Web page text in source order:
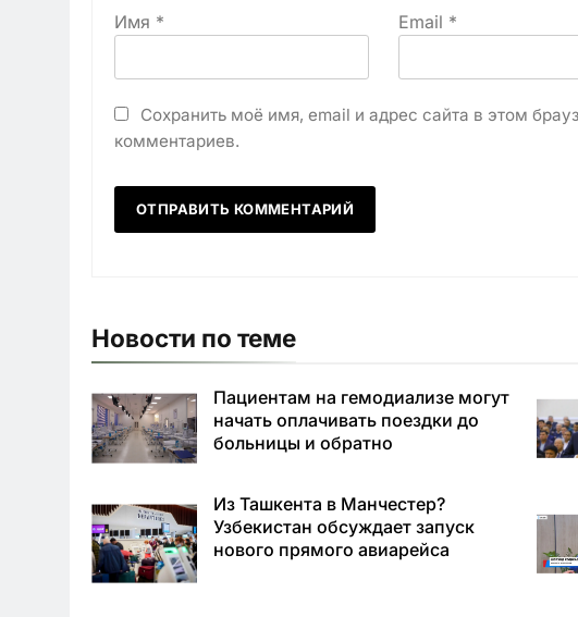
Имя * Email *
Сохранить моё имя, email и адрес сайта в этом
комментариев.
Новости по теме
Пациентам на гемодиализе могут
начать оплачивать поездки до
больницы и обратно
Из Ташкента в Манчестер?
Узбекистан обсуждает запуск
нового прямого авиарейса